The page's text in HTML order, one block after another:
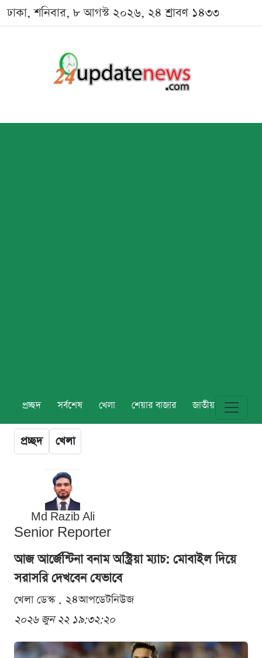
ঢাকা, শনিবার, ৮ আগস্ট ২০২৬, ২৪ শ্রাবণ ১৪৩৩
প্রচ্ছদ সর্বশেষ খেলা শেয়ার বাজার জাতীয় বিশ্ব
প্রচ্ছদ খেলা
Md Razib Ali
Senior Reporter
আজ আর্জেন্টিনা বনাম অস্ট্রিয়া ম্যাচ: মোবাইল দিয়ে
সরাসরি দেখবেন যেভাবে
খেলা ডেস্ক . ২৪আপডেটনিউজ
২০২৬ জুন ২২ ১৯:৩২:২০